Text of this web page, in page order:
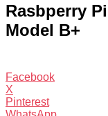
Rasbperry
Model B+
Facebook
X
Pinterest